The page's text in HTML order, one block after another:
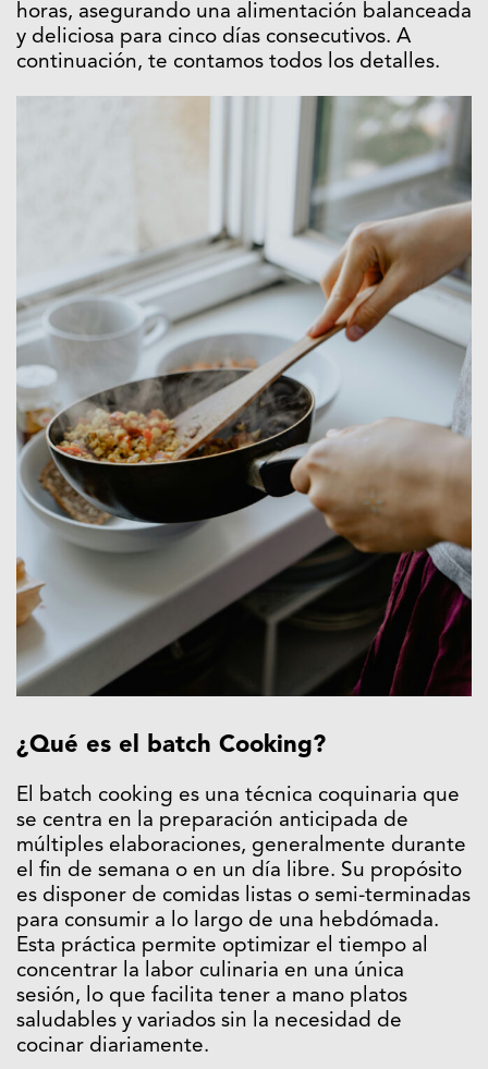
horas, asegurando una alimentación balanceada
y deliciosa para cinco días consecutivos. A
continuación, te contamos todos los detalles.
¿Qué es el batch Cooking?
El batch cooking es una técnica coquinaria que
se centra en la preparación anticipada de
múltiples elaboraciones, generalmente durante
el fin de semana o en un día libre. Su propósito
es disponer de comidas listas o semi-terminadas
para consumir a lo largo de una hebdómada.
Esta práctica permite optimizar el tiempo al
concentrar la labor culinaria en una única
sesión, lo que facilita tener a mano platos
saludables y variados sin la necesidad de
cocinar diariamente.